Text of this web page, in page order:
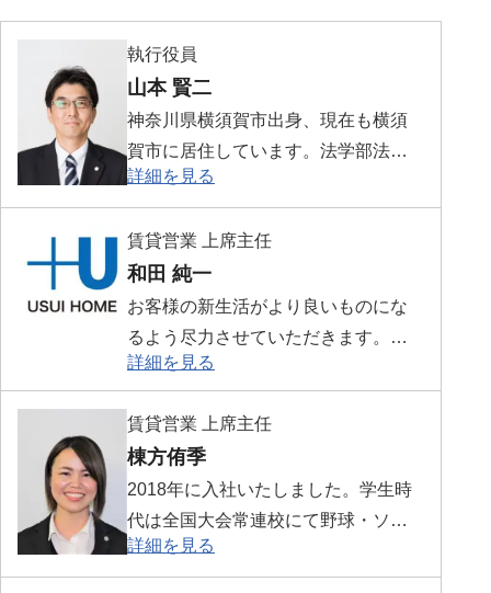
執行役員
山本 賢二
神奈川県横須賀市出身、現在も横須
賀市に居住しています。法学部法学
科を卒業しウスイホーム㈱に入社し
現在に至ります。現在は、不動産賃
貸部門の統括をしております。
詳細を見る
賃貸営業 上席主任
和田 純一
お客様の新生活がより良いものにな
るよう尽力させていただきます。ま
ずは湘南台賃貸センターまでお問合
詳細を見る
賃貸営業 上席主任
棟方侑季
2018年に入社いたしました。学生時
代は全国大会常連校にて野球・ソフ
トボールに１６年間打ち込み、継続
力と粘り強さを培ってきました。現
詳細を見る